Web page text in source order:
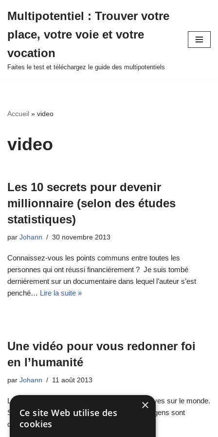
au
contenu
Multipotentiel : Trouver votre
place, votre voie et votre
vocation
Faites le test et téléchargez le guide des multipotentiels
Accueil » video
video
Les 10 secrets pour devenir
millionnaire (selon des études
statistiques)
par Johann 30 novembre 2013
Connaissez-vous les points communs entre toutes les
personnes qui ont réussi financièrement ? Je suis tombé
dernièrement sur un documentaire dans lequel l’auteur s’est
penché… Lire la suite »
Une vidéo pour vous redonner foi
en l’humanité
par Johann 11 août 2013
Les médias vous bombardent d’images négatives sur le monde.
Si on en croit tout ce que l’on voit souvent: les gens sont
cruelles, égoistes, mauvais,…
×
Ce site Web utilise des
cookies